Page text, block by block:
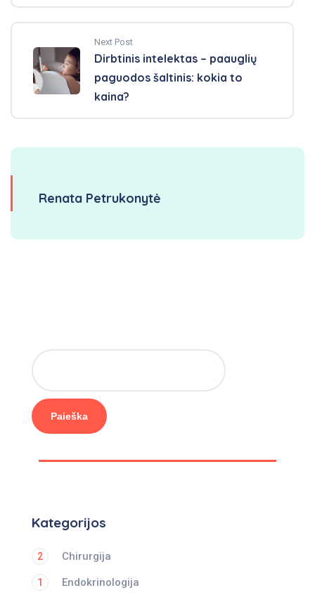
Next Post
Dirbtinis intelektas – paauglių
paguodos šaltinis: kokia to
kaina?
Renata Petrukonytė
Paieška
Kategorijos
Chirurgija
2
Endokrinologija
1